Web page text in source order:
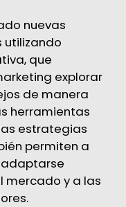
nuevas
utilizando
que
explorar
de manera
herramientas
estrategias
permiten a
mercado y a las